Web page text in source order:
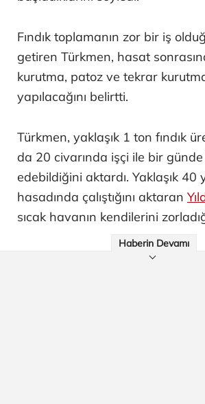
Fındık toplamanın zor bir iş
getiren Türkmen, hasat
kurutma, patoz ve tekrar
yapılacağını belirtti.
Türkmen, yaklaşık 1 ton fındık
da 20 civarında işçi ile bir
edebildiğini aktardı. Yaklaşık 40
hasadında çalıştığını aktaran
sıcak havanın kendilerini
Haberin Devamı